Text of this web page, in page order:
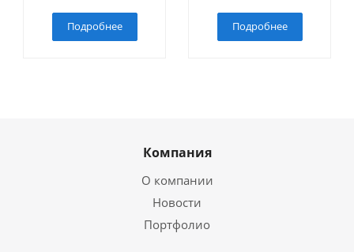
Подробнее Подробнее
Компания
О компании
Новости
Портфолио